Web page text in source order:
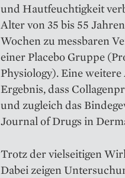
und Hautfeuchtigkeit
Alter von 35 bis 55
Wochen zu messbaren
einer Placebo Gruppe
Physiology). Eine
Ergebnis, dass
und zugleich das
Journal of Drugs in
Trotz der vielseitigen
Dabei zeigen